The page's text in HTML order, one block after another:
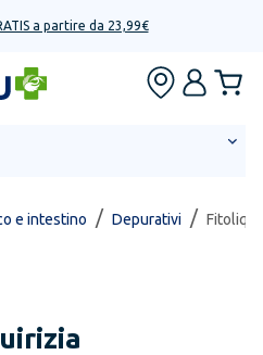
a partire da 23,99€
e intestino / Depurativi /